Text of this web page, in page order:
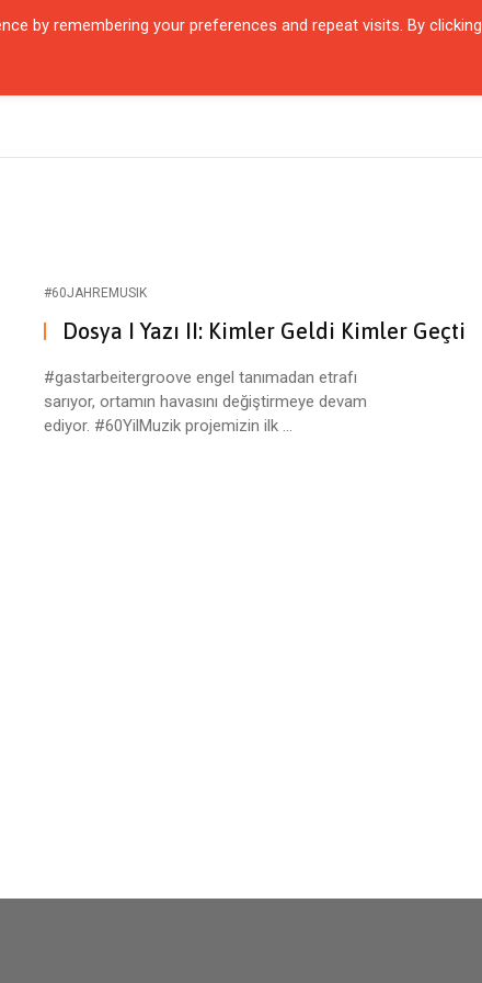
KARŞILAŞMALAR ZAMANIN İÇINDEN SÖYLEŞI
#60JAHREMUSIK
Dosya I Yazı II: Kimler Geldi Kimler Geçti
#gastarbeitergroove engel tanımadan etrafı
sarıyor, ortamın havasını değiştirmeye devam
ediyor. #60YilMuzik projemizin ilk ...
by remembering your preferences and repeat visits. By clicking